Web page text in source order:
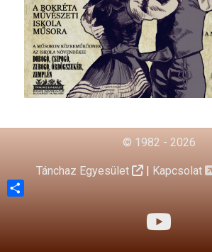
© 1982 - 2026
Tánchaz Egyesület | Kapcsolat